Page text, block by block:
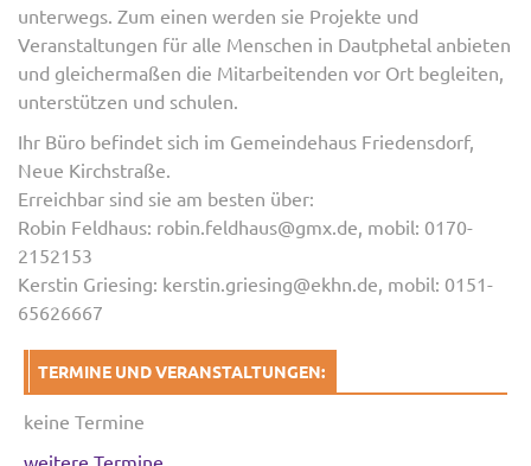
unterwegs. Zum einen werden sie Projekte und
Veranstaltungen für alle Menschen in Dautphetal anbieten
und gleichermaßen die Mitarbeitenden vor Ort begleiten,
unterstützen und schulen.
Ihr Büro befindet sich im Gemeindehaus Friedensdorf,
Neue Kirchstraße.
Erreichbar sind sie am besten über:
Robin Feldhaus: robin.feldhaus@gmx.de, mobil: 0170-
2152153
Kerstin Griesing: kerstin.griesing@ekhn.de, mobil: 0151-
65626667
TERMINE UND VERANSTALTUNGEN:
keine Termine
weitere Termine...